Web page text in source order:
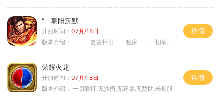
“ 朝阳沉默
开服时间： 07月/18日
版本介绍：
复古怀旧 独家 一切靠打
详情
荣耀火龙
开服时间： 07月/18日
版本介绍： 一切靠打.无沙捐.无狂暴.无赞助.长期服
详情